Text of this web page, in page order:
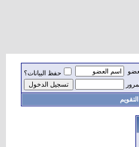
حفظ البيانات؟
التقويم